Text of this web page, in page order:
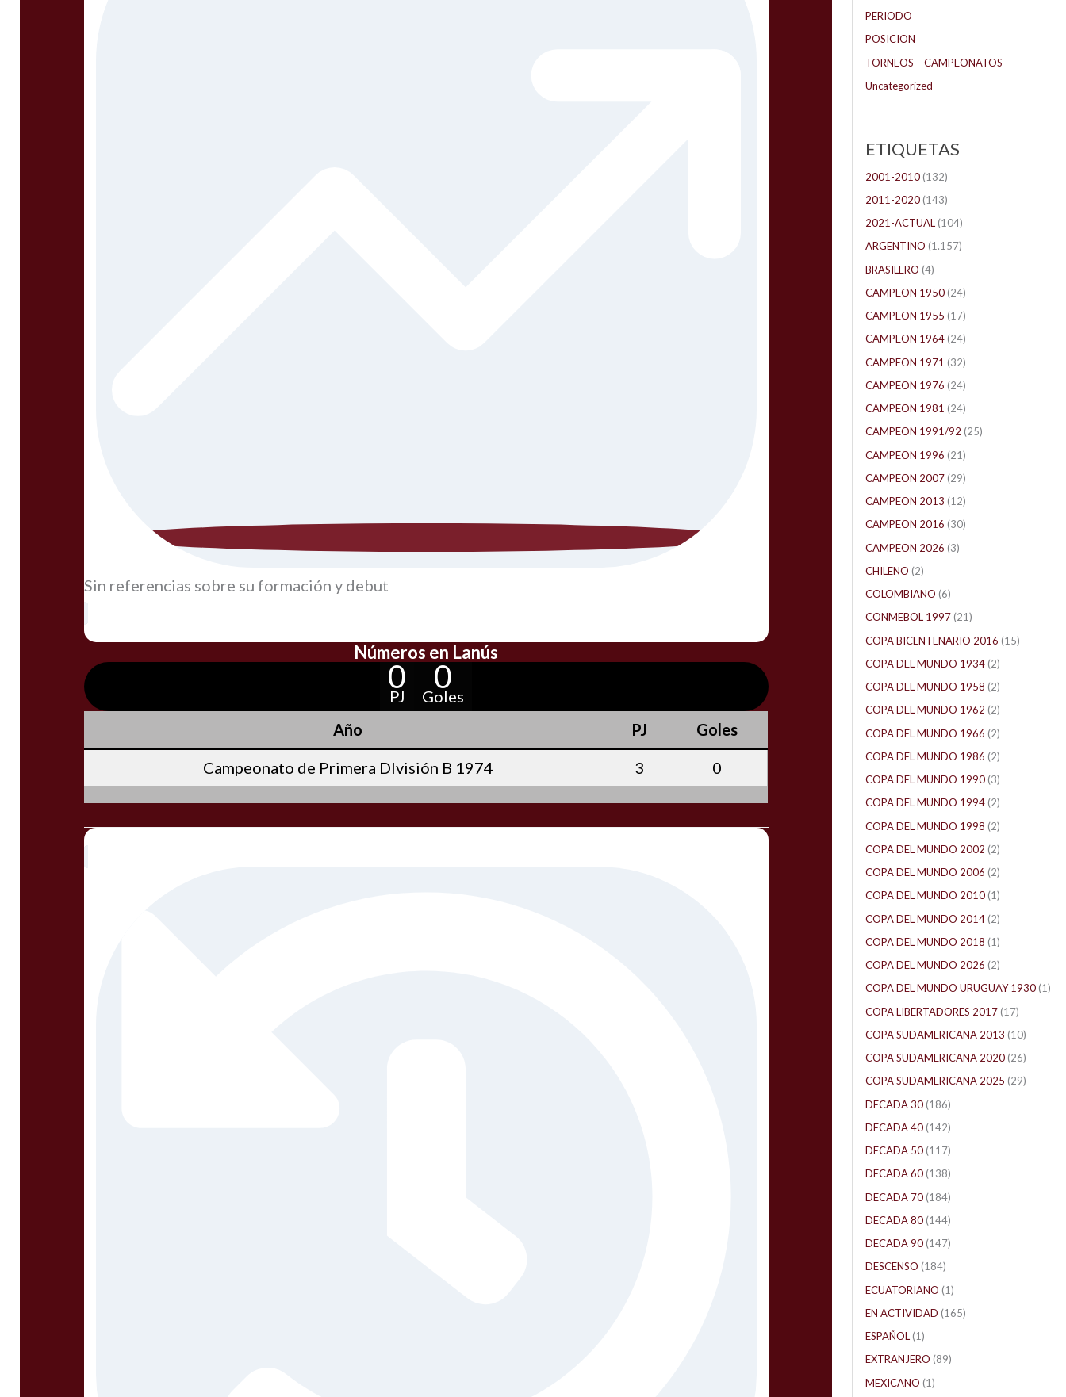
Sin referencias sobre su formación y debut
Números en Lanús
0
PJ
0
Goles
Año
PJ
Goles
Campeonato de Primera DIvisión B 1974
3 0
PERIODO
POSICION
TORNEOS – CAMPEONATOS
Uncategorized
ETIQUETAS
2001-2010 (132)
2011-2020 (143)
2021-ACTUAL (104)
ARGENTINO (1.157)
BRASILERO (4)
CAMPEON 1950 (24)
CAMPEON 1955 (17)
CAMPEON 1964 (24)
CAMPEON 1971 (32)
CAMPEON 1976 (24)
CAMPEON 1981 (24)
CAMPEON 1991/92 (25)
CAMPEON 1996 (21)
CAMPEON 2007 (29)
CAMPEON 2013 (12)
CAMPEON 2016 (30)
CAMPEON 2026 (3)
CHILENO (2)
COLOMBIANO (6)
CONMEBOL 1997 (21)
COPA BICENTENARIO 2016 (15)
COPA DEL MUNDO 1934 (2)
COPA DEL MUNDO 1958 (2)
COPA DEL MUNDO 1962 (2)
COPA DEL MUNDO 1966 (2)
COPA DEL MUNDO 1986 (2)
COPA DEL MUNDO 1990 (3)
COPA DEL MUNDO 1994 (2)
COPA DEL MUNDO 1998 (2)
COPA DEL MUNDO 2002 (2)
COPA DEL MUNDO 2006 (2)
COPA DEL MUNDO 2010 (1)
COPA DEL MUNDO 2014 (2)
COPA DEL MUNDO 2018 (1)
COPA DEL MUNDO 2026 (2)
COPA DEL MUNDO URUGUAY 1930 (1)
COPA LIBERTADORES 2017 (17)
COPA SUDAMERICANA 2013 (10)
COPA SUDAMERICANA 2020 (26)
COPA SUDAMERICANA 2025 (29)
DECADA 30 (186)
DECADA 40 (142)
DECADA 50 (117)
DECADA 60 (138)
DECADA 70 (184)
DECADA 80 (144)
DECADA 90 (147)
DESCENSO (184)
ECUATORIANO (1)
EN ACTIVIDAD (165)
ESPAÑOL (1)
EXTRANJERO (89)
MEXICANO (1)